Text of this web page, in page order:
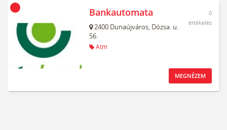
Bankautomata
2400 Dunaújváros, Dózsa. u.
56.
Atm
0
értékelés
MEGNÉZEM